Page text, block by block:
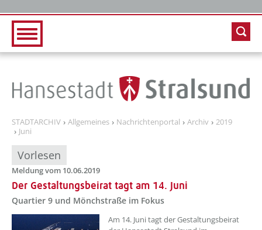
STADTARCHIV Allgemeines Nachrichtenportal Archiv
2019
Juni
Vorlesen
Meldung vom 10.06.2019
Der Gestaltungsbeirat tagt am 14. Juni
Quartier 9 und Mönchstraße im Fokus
Am 14. Juni tagt der Gestaltungsbeirat